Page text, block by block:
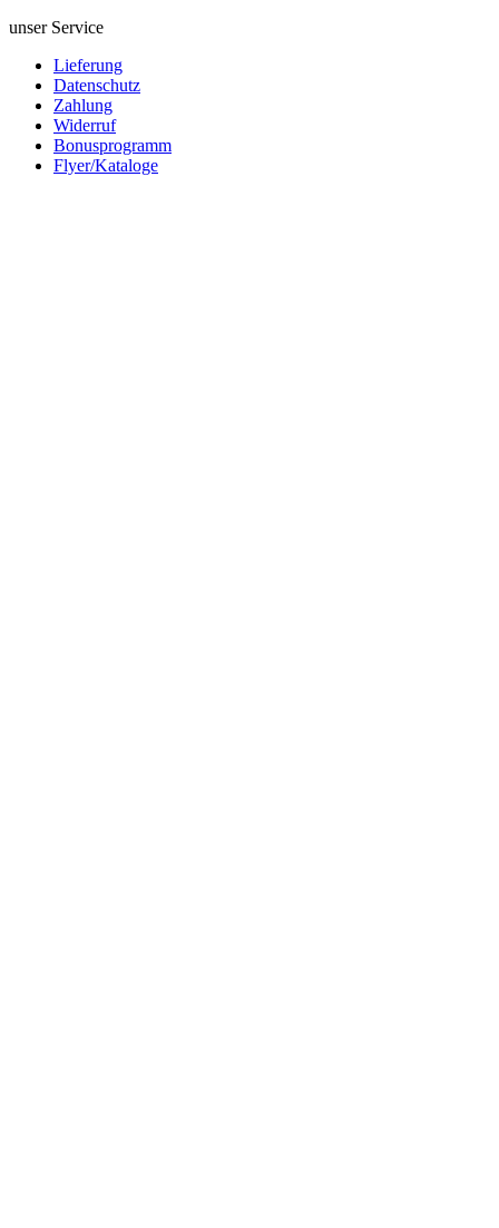
unser Service
Lieferung
Datenschutz
Zahlung
Widerruf
Bonusprogramm
Flyer/Kataloge